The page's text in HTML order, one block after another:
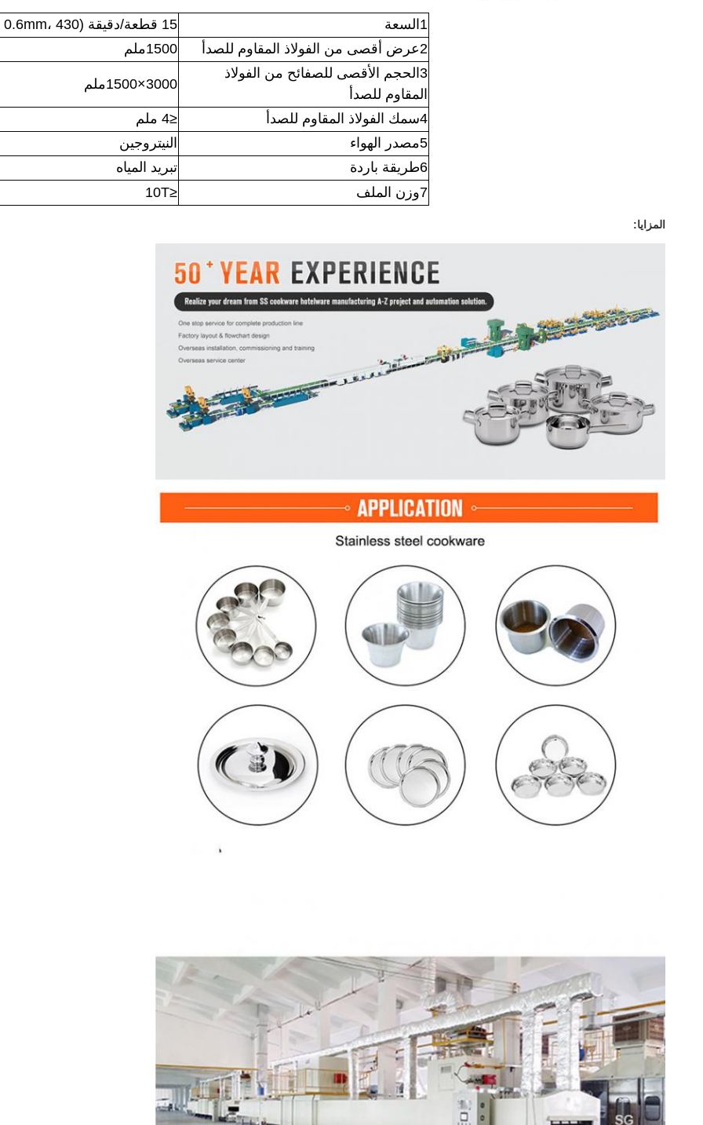
1السعة
15 قطعة/دقيقة (800W، 0.6mm، 430 مادة)
2عرض أقصى من الفولاذ المقاوم للصدأ
1500ملم
3الحجم الأقصى للصفائح من الفولاذ
المقاوم للصدأ
3000×1500ملم
4سمك الفولاذ المقاوم للصدأ
≤4 ملم
5مصدر الهواء
النيتروجين
6طريقة باردة
تبريد المياه
7وزن الملف
≤10T
المزايا: